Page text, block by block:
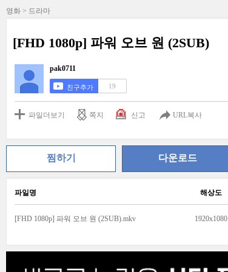
영화 > 드라마
[FHD 1080p] 파워 오브 원 (2SUB)
pak0711
친구추가 19
파일더보기 쪽지 신고 URL복사
찜하기 다운로드
파일명 해상도
[FHD 1080p] 파워 오브 원 (2SUB).mkv 1920x1080